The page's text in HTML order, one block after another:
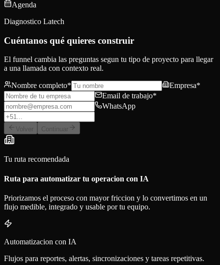
Agenda
Diagnostico Latech
Cuéntanos qué quieres construir
El funnel cambia las preguntas segun tu tipo de proyecto para llegar
a una llamada con contexto real.
Nombre completo* Empresa*
Email de trabajo*
WhatsApp
Volver Continuar
Tu ruta recomendada
Ruta para automatizar tu operacion con IA
Priorizamos el proceso con mayor friccion y lo convertimos en un
flujo medible, integrado y usable por tu equipo.
Automatizacion con IA
Flujos para reportes, alertas, sincronizaciones y tareas repetitivas.